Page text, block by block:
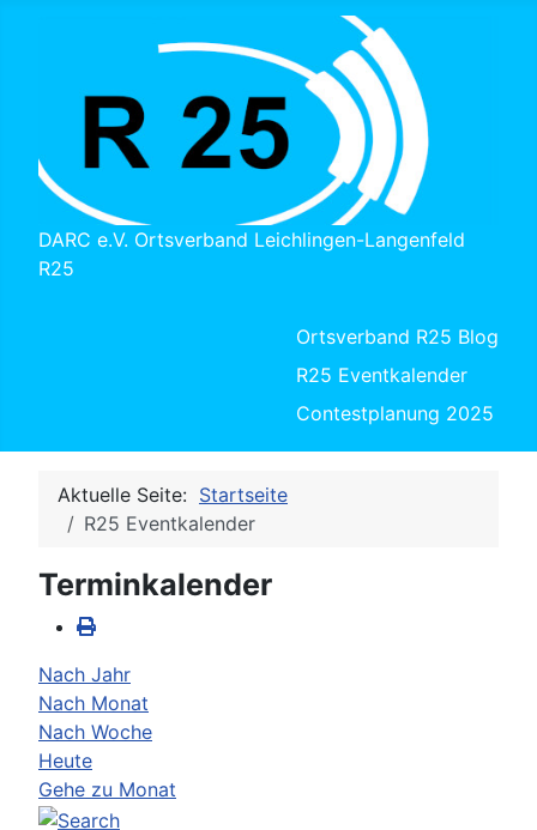
DARC e.V. Ortsverband Leichlingen-Langenfeld
R25
Ortsverband R25 Blog
R25 Eventkalender
Contestplanung 2025
Aktuelle Seite: Startseite
R25 Eventkalender
Terminkalender
Nach Jahr
Nach Monat
Nach Woche
Heute
Gehe zu Monat